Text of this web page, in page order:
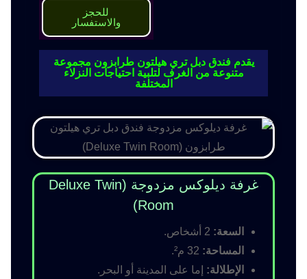
للحجز
والاستفسار
يقدم فندق دبل تري هيلتون طرابزون مجموعة
متنوعة من الغرف لتلبية احتياجات النزلاء
المختلفة
غرفة ديلوكس مزدوجة (Deluxe Twin
Room)
السعة:
المساحة:
الإطلالة: إما على المدينة أو البحر.